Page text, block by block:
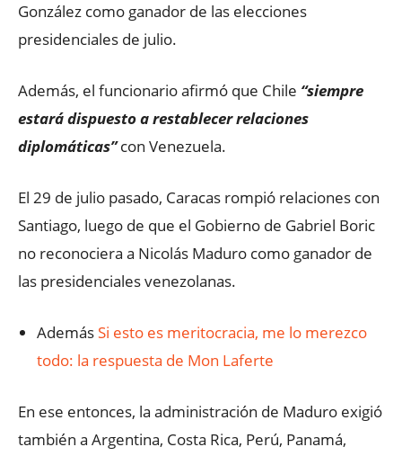
González como ganador de las elecciones
presidenciales de julio.
Además, el funcionario afirmó que Chile “siempre
estará dispuesto a restablecer relaciones
diplomáticas”con Venezuela.
El 29 de julio pasado, Caracas rompió relaciones con
Santiago, luego de que el Gobierno de Gabriel Boric
no reconociera a Nicolás Maduro como ganador de
las presidenciales venezolanas.
AdemásSi esto es meritocracia, me lo merezco
todo: la respuesta de Mon Laferte
En ese entonces, la administración de Maduro exigió
también a Argentina, Costa Rica, Perú, Panamá,